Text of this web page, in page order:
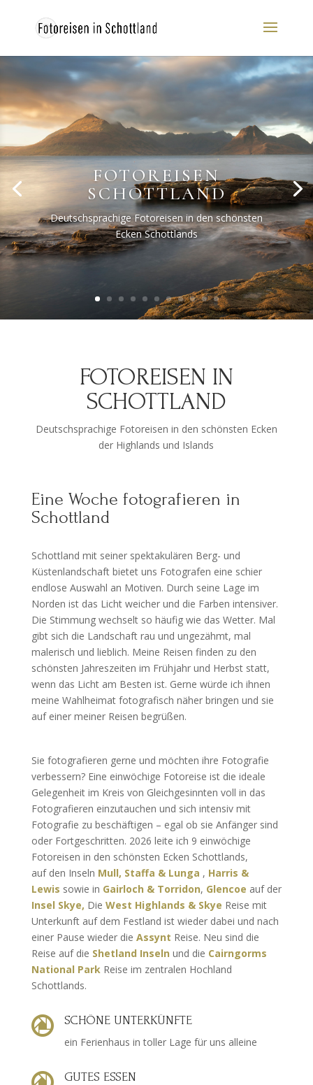
FOTOREISEN
SCHOTTLAND
Deutschsprachige Fotoreisen in den schönsten
Ecken Schottlands
FOTOREISEN IN
SCHOTTLAND
Deutschsprachige Fotoreisen in den schönsten Ecken
der Highlands und Islands
Eine Woche fotografieren in
Schottland
Schottland mit seiner spektakulären Berg- und
Küstenlandschaft bietet uns Fotografen eine schier
endlose Auswahl an Motiven. Durch seine Lage im
Norden ist das Licht weicher und die Farben intensiver.
Die Stimmung wechselt so häufig wie das Wetter. Mal
gibt sich die Landschaft rau und ungezähmt, mal
malerisch und lieblich. Meine Reisen finden zu den
schönsten Jahreszeiten im Frühjahr und Herbst statt,
wenn das Licht am Besten ist. Gerne würde ich ihnen
meine Wahlheimat fotografisch näher bringen und sie
auf einer meiner Reisen begrüßen.
Sie fotografieren gerne und möchten ihre Fotografie
verbessern? Eine einwöchige Fotoreise ist die ideale
Gelegenheit im Kreis von Gleichgesinnten voll in das
Fotografieren einzutauchen und sich intensiv mit
Fotografie zu beschäftigen – egal ob sie Anfänger sind
oder Fortgeschritten. 2026 leite ich 9 einwöchige
Fotoreisen in den schönsten Ecken Schottlands,
auf den Inseln Mull, Staffa & Lunga , Harris &
Lewis sowie in Gairloch & Torridon, Glencoe auf der
Insel Skye, Die West Highlands & Skye Reise mit
Unterkunft auf dem Festland ist wieder dabei und nach
einer Pause wieder die Assynt Reise. Neu sind die
Reise auf die Shetland Inseln und die Cairngorms
National Park Reise im zentralen Hochland
Schottlands.

SCHÖNE UNTERKÜNFTE
ein Ferienhaus in toller Lage für uns alleine
GUTES ESSEN